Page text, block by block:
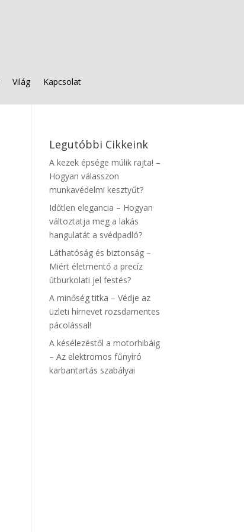
Világ Kapcsolat
Legutóbbi Cikkeink
A kezek épsége múlik rajta! –
Hogyan válasszon
munkavédelmi kesztyűt?
Időtlen elegancia – Hogyan
változtatja meg a lakás
hangulatát a svédpadló?
Láthatóság és biztonság –
Miért életmentő a precíz
útburkolati jel festés?
A minőség titka – Védje az
üzleti hírnevet rozsdamentes
pácolással!
A késélezéstől a motorhibáig
– Az elektromos fűnyíró
karbantartás szabályai